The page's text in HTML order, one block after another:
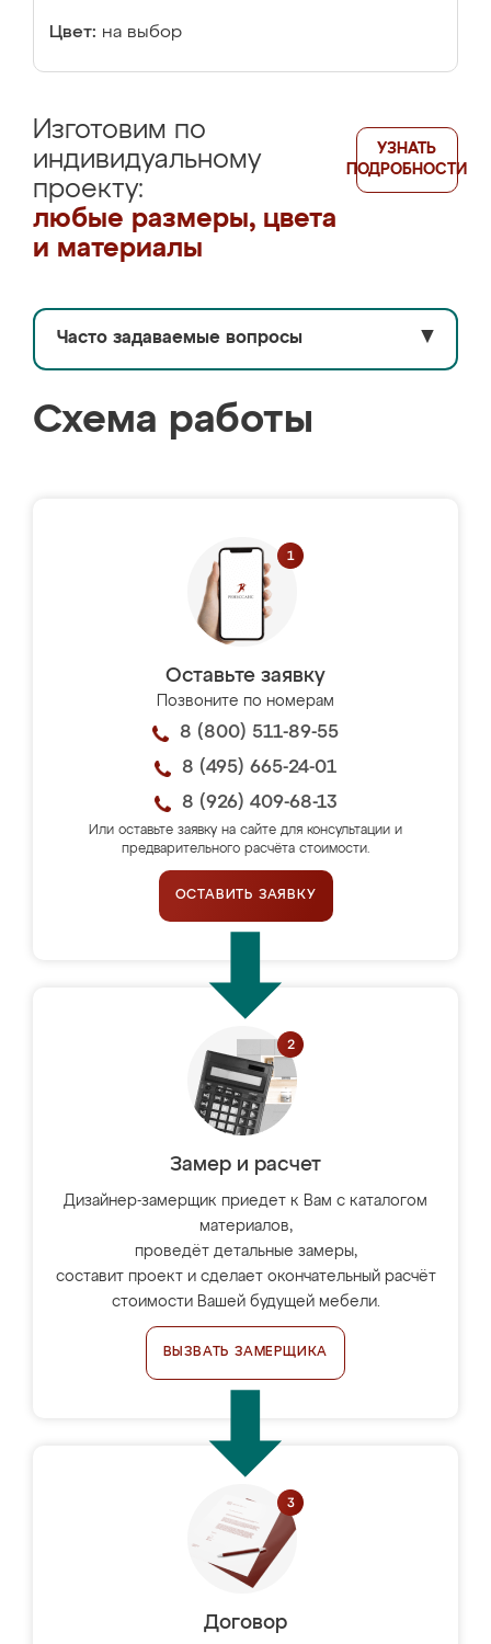
Цвет: на выбор
Изготовим по
индивидуальному
проекту:
любые размеры, цвета
и материалы
УЗНАТЬ
ПОДРОБНОСТИ
Часто задаваемые вопросы ▼
Схема работы
Оставьте заявку
Позвоните по номерам
8 (800) 511-89-55
8 (495) 665-24-01
8 (926) 409-68-13
Или оставьте заявку на сайте для консультации и
предварительного расчёта стоимости.
ОСТАВИТЬ ЗАЯВКУ
Замер и расчет
Дизайнер-замерщик приедет к Вам с каталогом
материалов,
проведёт детальные замеры,
составит проект и сделает окончательный расчёт
стоимости Вашей будущей мебели.
ВЫЗВАТЬ ЗАМЕРЩИКА
Договор